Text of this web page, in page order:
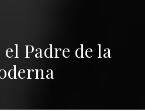
Padre de la